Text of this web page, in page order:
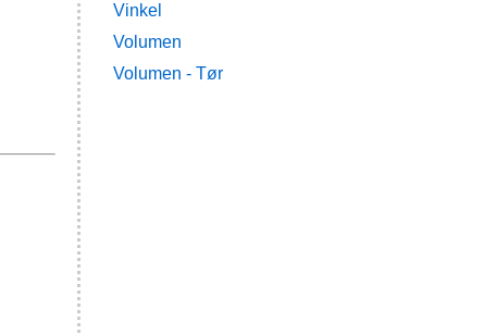
Vinkel
Volumen
Volumen - Tør